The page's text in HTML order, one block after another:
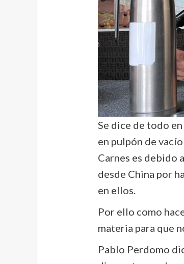
Se dice de todo
en pulpón de
Carnes es debido
desde China por
en ellos.
Por ello como
materia para que
Pablo Perdomo